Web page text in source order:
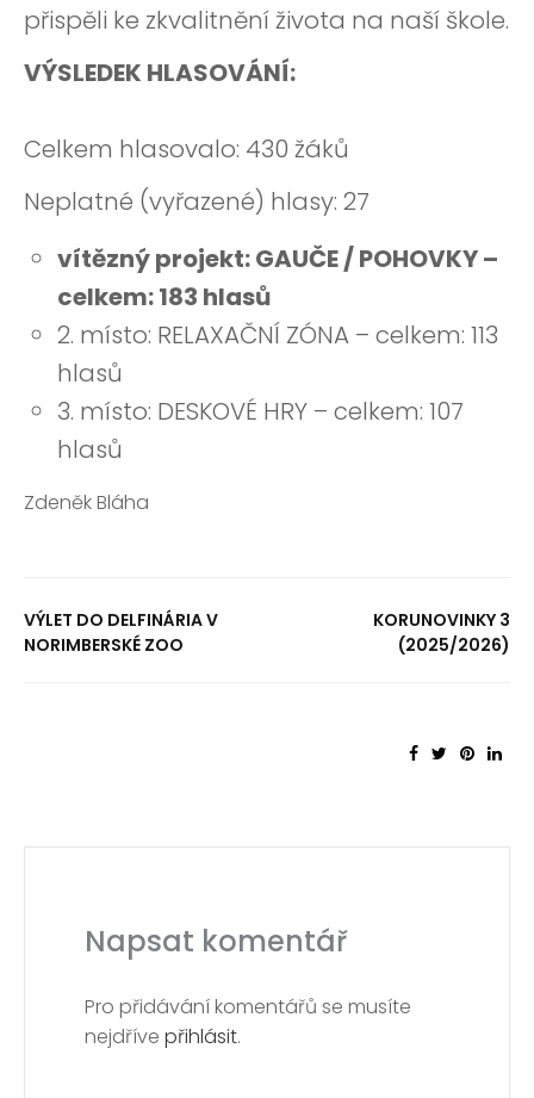
přispěli ke zkvalitnění života na naší škole.
VÝSLEDEK HLASOVÁNÍ:
Celkem hlasovalo: 430 žáků
Neplatné (vyřazené) hlasy: 27
vítězný projekt: GAUČE / POHOVKY –
celkem: 183 hlasů
2. místo: RELAXAČNÍ ZÓNA – celkem: 113
hlasů
3. místo: DESKOVÉ HRY – celkem: 107
hlasů
Zdeněk Bláha
VÝLET DO DELFINÁRIA V
NORIMBERSKÉ ZOO
KORUNOVINKY 3
(2025/2026)
Napsat komentář
Pro přidávání komentářů se musíte
nejdříve přihlásit.